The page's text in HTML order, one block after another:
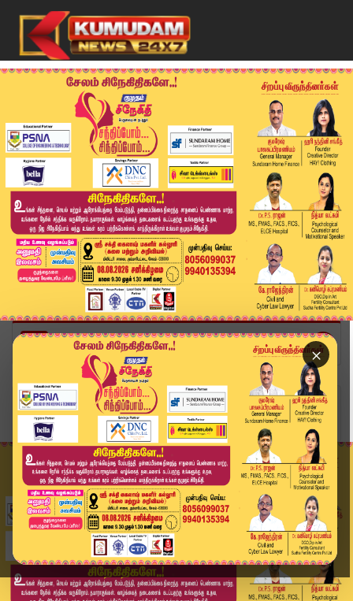
×
Home
வீடியோ ஸ்டோரி
அதிகார மையம் VS உலக பணக்காரர்களின் முதன்மையானவர...